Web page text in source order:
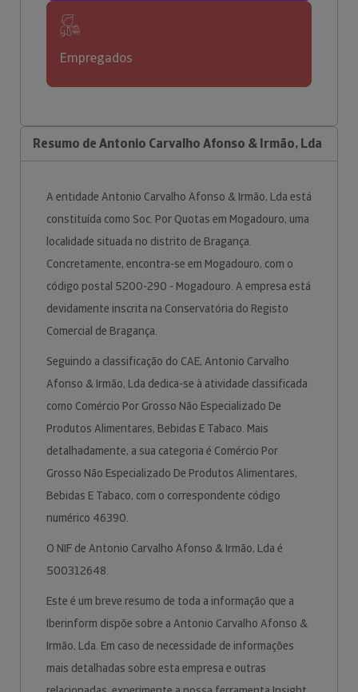
Empregados
Resumo de Antonio Carvalho Afonso & Irmão, Lda
A entidade Antonio Carvalho Afonso & Irmão, Lda está
constituída como Soc. Por Quotas em Mogadouro, uma
localidade situada no distrito de Bragança.
Concretamente, encontra-se em Mogadouro, com o
código postal 5200-290 - Mogadouro. A empresa está
devidamente inscrita na Conservatória do Registo
Comercial de Bragança.
Seguindo a classificação do CAE, Antonio Carvalho
Afonso & Irmão, Lda dedica-se à atividade classificada
como Comércio Por Grosso Não Especializado De
Produtos Alimentares, Bebidas E Tabaco. Mais
detalhadamente, a sua categoria é Comércio Por
Grosso Não Especializado De Produtos Alimentares,
Bebidas E Tabaco, com o correspondente código
numérico 46390.
O NIF de Antonio Carvalho Afonso & Irmão, Lda é
500312648.
Este é um breve resumo de toda a informação que a
Iberinform dispõe sobre a Antonio Carvalho Afonso &
Irmão, Lda. Em caso de necessidade de informações
mais detalhadas sobre esta empresa e outras